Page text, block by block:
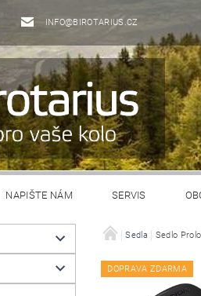
INFO@BIROTARIUS.CZ
NAPIŠTE NÁM SERVIS
Sedla Sedlo
DOPRAVA ZDARMA